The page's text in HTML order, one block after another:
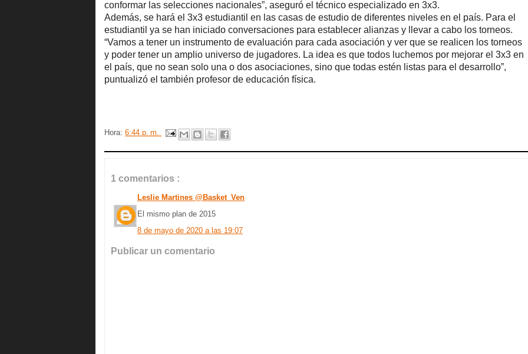
conformar las selecciones nacionales”, aseguró el técnico especializado en 3x3.
Además, se hará el 3x3 estudiantil en las casas de estudio de diferentes niveles en el país. Para el
estudiantil ya se han iniciado conversaciones para establecer alianzas y llevar a cabo los torneos.
“Vamos a tener un instrumento de evaluación para cada asociación y ver que se realicen los torneos
y poder tener un amplio universo de jugadores. La idea es que todos luchemos por mejorar el 3x3 en
el país, que no sean solo una o dos asociaciones, sino que todas estén listas para el desarrollo”,
puntualizó el también profesor de educación física.
Hora: 6:44 p. m.
1 comentarios :
Leslie Martines @Basket_Ven
El mismo plan de 2015
8 de mayo de 2020 a las 19:07
Publicar un comentario